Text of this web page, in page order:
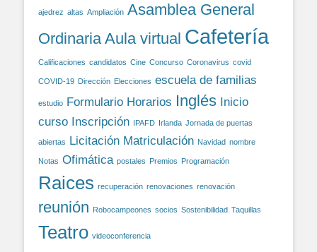
ajedrez altas Ampliación Asamblea General
Ordinaria Aula virtual Cafetería
Calificaciones candidatos Cine Concurso Coronavirus covid
COVID-19 Dirección Elecciones escuela de familias
estudio Formulario Horarios Inglés Inicio
curso Inscripción IPAFD Irlanda Jornada de puertas
abiertas Licitación Matriculación Navidad nombre
Notas Ofimática postales Premios Programación
Raices recuperación renovaciones renovación
reunión Robocampeones socios Sostenibilidad Taquillas
Teatro videoconferencia